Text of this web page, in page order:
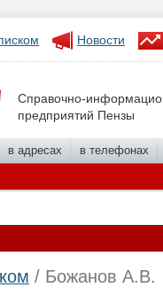
Новости
Справочно-
предприятий Пензы
в адресах в телефонах
/ Божанов А.В.